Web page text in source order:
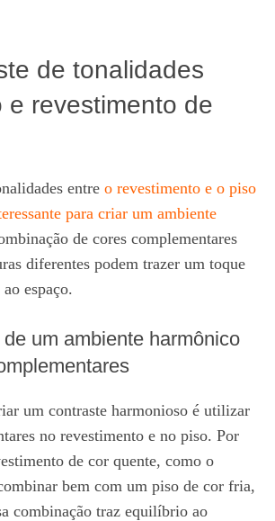
de tonalidades
e revestimento de
entre o revestimento e o piso
para criar um ambiente
de cores complementares
diferentes podem trazer um toque
espaço.
um ambiente harmônico
um contraste harmonioso é utilizar
no revestimento e no piso. Por
de cor quente, como o
bem com um piso de cor fria,
combinação traz equilíbrio ao